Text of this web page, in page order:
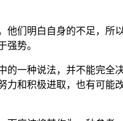
他们明白自身的不足，
强势。
的一种说法，并不能完
力和积极进取，也有可